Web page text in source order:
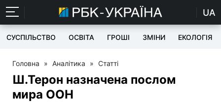
UA
СУСПІЛЬСТВО ОСВІТА ГРОШІ ЗМІНИ ЕКОЛОГІЯ
Головна » Аналітика » Статті
Ш.Терон назначена послом
мира ООН